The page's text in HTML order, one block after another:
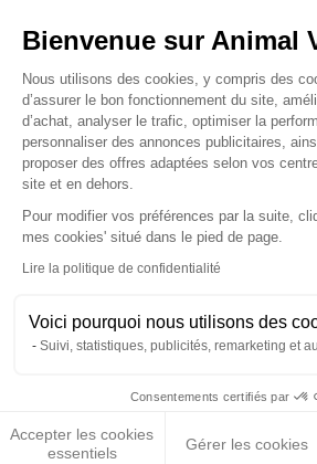
Bienvenue sur Animal
Plateforme de
Nous utilisons des cookies, y compris des
d’assurer le bon fonctionnement du site,
d’achat, analyser le trafic, optimiser la
personnaliser des annonces publicitaires,
proposer des offres adaptées selon vos
site et en dehors.
Pour modifier vos préférences par la suite,
mes cookies' situé dans le pied de page.
Lire la politique de confidentialité
Voici pourquoi nous utilisons des
Suivi, statistiques, publicités, remarketing et
Consentements certifiés par
Accepter les cookies
essentiels
Gérer les cookies
Axeptio consent